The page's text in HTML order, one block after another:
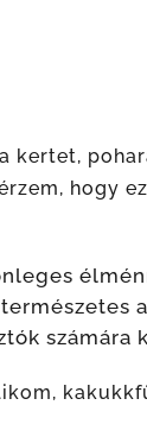
kertet,
hogy
számára